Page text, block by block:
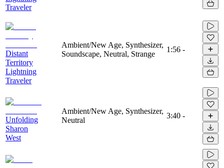
Traveler
Distant
Territory
Lightning
Traveler
Ambient/New Age, Synthesizer,
Soundscape, Neutral, Strange
1:56 -
Unfolding
Sharon
West
Ambient/New Age, Synthesizer,
Neutral
3:40 -